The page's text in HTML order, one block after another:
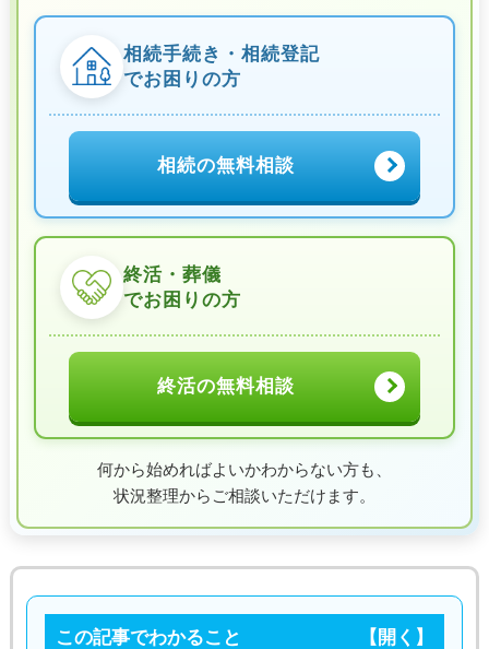
相続手続き・相続登記
でお困りの方
相続の無料相談
終活・葬儀
でお困りの方
終活の無料相談
何から始めればよいかわからない方も、
状況整理からご相談いただけます。
この記事でわかること